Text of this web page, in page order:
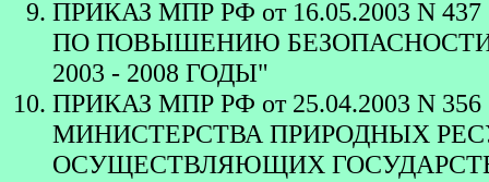
ПРИКАЗ МПР РФ от 16.05.2003 N
ПО ПОВЫШЕНИЮ
2003 - 2008 ГОДЫ"
ПРИКАЗ МПР РФ от 25.04.2003 N
МИНИСТЕРСТВА ПРИРОДНЫХ
ОСУЩЕСТВЛЯЮЩИХ